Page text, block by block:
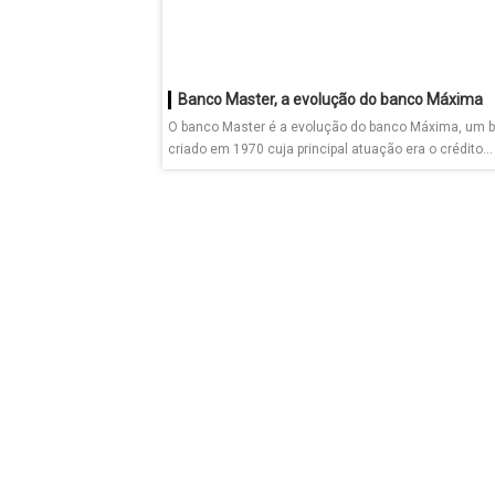
Banco Master, a evolução do banco Máxima
O banco Master é a evolução do banco Máxima, um
criado em 1970 cuja principal atuação era o crédito...